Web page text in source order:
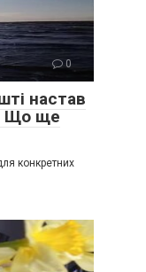
0
настав
Що ще
конкретних